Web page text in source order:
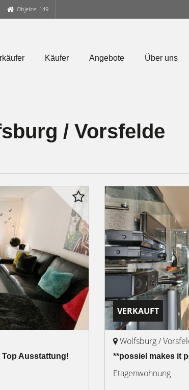
Objekte: 149
Käufer Angebote Über uns
/ Vorsfelde
Ausstattung!
VERKAUFT
Wolfsburg /
**possiel makes it
Etagenwohnung